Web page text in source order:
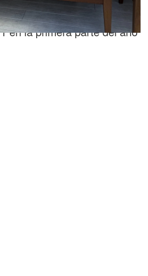
entre los 10 mejores
en la primera parte del año